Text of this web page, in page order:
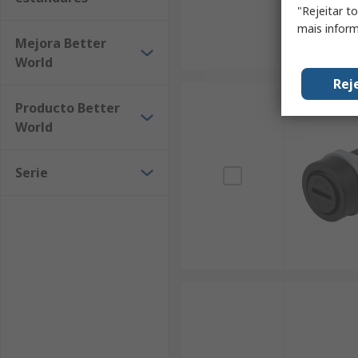
Mejora Better
World
Producto Better
World
Serie
"Rejeitar
mais